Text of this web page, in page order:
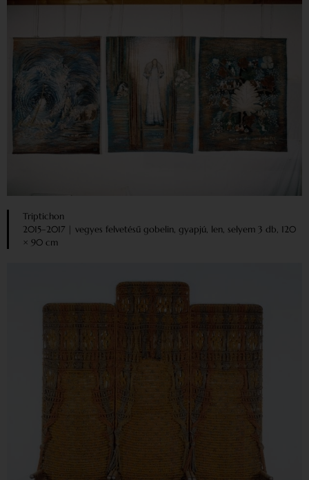
Triptichon
2015–2017 | vegyes felvetésű gobelin, gyapjú, len, selyem 3 db, 120
× 90 cm